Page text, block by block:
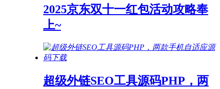
2025京东双十一红包活动攻略奉
上~
超级外链SEO工具源码PHP，两